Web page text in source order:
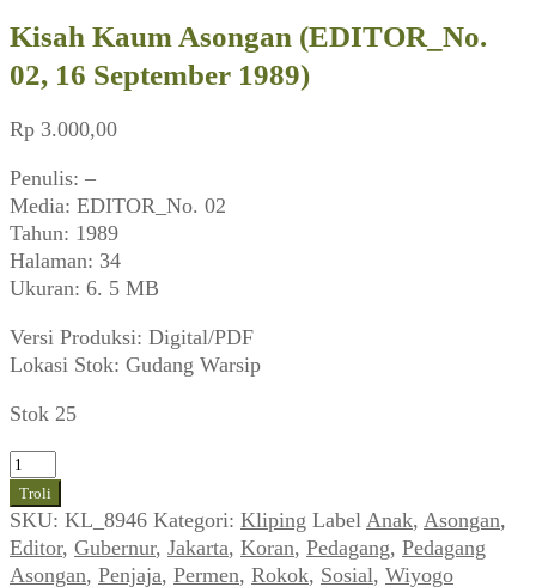
Kisah Kaum Asongan (EDITOR_No.
02, 16 September 1989)
Rp 3.000,00
Penulis: –
Media: EDITOR_No. 02
Tahun: 1989
Halaman: 34
Ukuran: 6. 5 MB
Versi Produksi: Digital/PDF
Lokasi Stok: Gudang Warsip
Stok 25
Kuantitas
Kisah
Kaum
Asongan
(EDITOR_No.
Troli
SKU: KL_8946 Kategori: Kliping Label Anak, Asongan,
Editor, Gubernur, Jakarta, Koran, Pedagang, Pedagang
Asongan, Penjaja, Permen, Rokok, Sosial, Wiyogo